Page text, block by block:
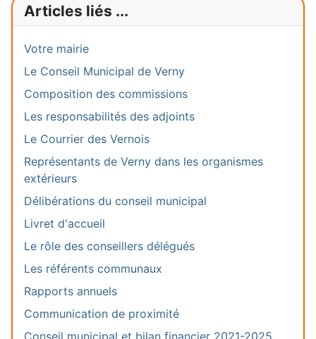
Articles liés ...
Votre mairie
Le Conseil Municipal de Verny
Composition des commissions
Les responsabilités des adjoints
Le Courrier des Vernois
Représentants de Verny dans les organismes
extérieurs
Délibérations du conseil municipal
Livret d'accueil
Le rôle des conseillers délégués
Les référents communaux
Rapports annuels
Communication de proximité
Conseil municipal et bilan financier 2021-2025